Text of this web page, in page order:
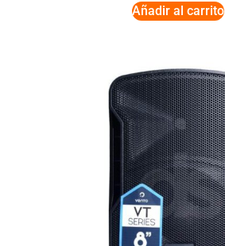
Añadir al carrito